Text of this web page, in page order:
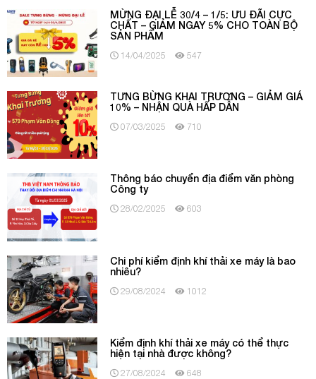
MỪNG ĐẠI LỄ 30/4 – 1/5: ƯU ĐÃI CỰC
CHẤT – GIẢM NGAY 5% CHO TOÀN BỘ
SẢN PHẨM
14/04/2025 547
TƯNG BỪNG KHAI TRƯƠNG – GIẢM GIÁ
10% – NHẬN QUÀ HẤP DẪN
07/03/2025 710
Thông báo chuyển địa điểm văn phòng
Công ty
28/02/2025 603
Chi phí kiểm định khí thải xe máy là bao
nhiêu?
29/08/2024 1012
Kiểm định khí thải xe máy có thể thực
hiện tại nhà được không?
27/08/2024 648